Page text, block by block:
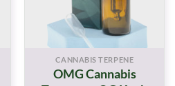
CANNABIS TERPENE
OMG Cannabis